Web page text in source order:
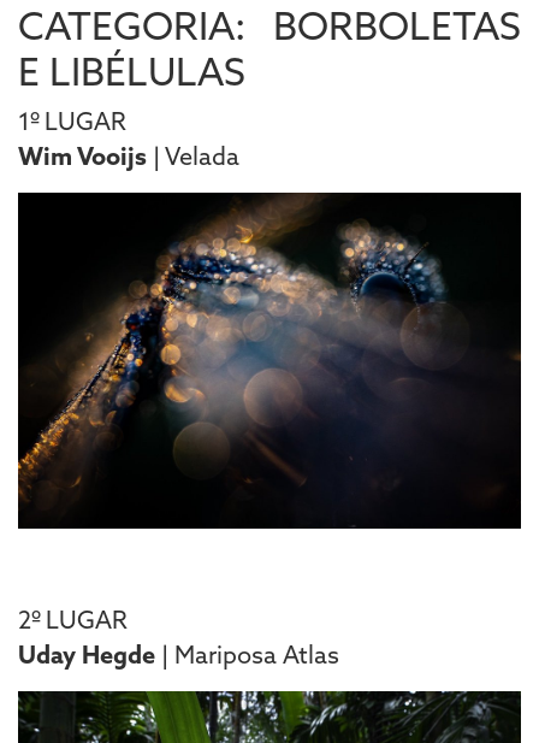
CATEGORIA: BORBOLETAS
E LIBÉLULAS
1º LUGAR
Wim Vooijs | Velada
2º LUGAR
Uday Hegde | Mariposa Atlas